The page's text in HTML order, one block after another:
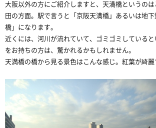
大阪以外の方にご紹介しますと、天満橋というの
田の方面。駅で言うと「京阪天満橋」あるいは地
橋」になります。
近くには、河川が流れていて、ゴミゴミしている
をお持ちの方は、驚かれるかもしれません。
天満橋の橋から見る景色はこんな感じ。紅葉が綺麗